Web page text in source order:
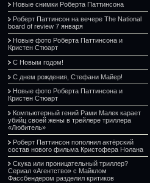
Новые снимки Роберта Паттинсона
Роберт Паттинсон на вечере The National
board of review 7 января
Новые фото Роберта Паттинсона и
Кристен Стюарт
С Новым годом!
С днем рождения, Стефани Майер!
Новые фото Роберта Паттинсона и
Кристен Стюарт
Компьютерный гений Рами Малек карает
убийц своей жены в трейлере триллера
«Любитель»
Роберт Паттинсон пополнил актёрский
состав нового фильма Кристофера Нолана
Скука или проницательный триллер?
Сериал «Агентство» с Майклом
Фассбендером разделил критиков